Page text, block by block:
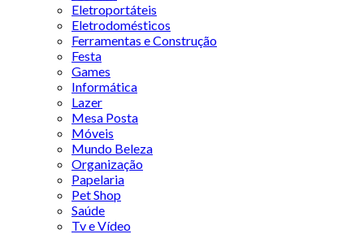
Eletroportáteis
Eletrodomésticos
Ferramentas e Construção
Festa
Games
Informática
Lazer
Mesa Posta
Móveis
Mundo Beleza
Organização
Papelaria
Pet Shop
Saúde
Tv e Vídeo